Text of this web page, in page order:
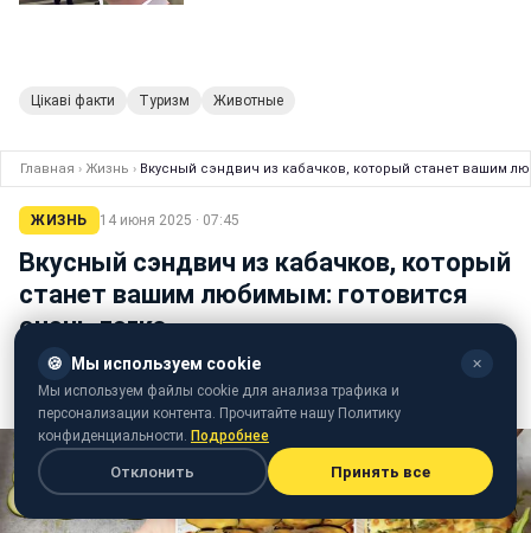
Цікаві факти Туризм Животные
Главная › Жизнь › Вкусный сэндвич из кабачков, который станет вашим
ЖИЗНЬ 14 июня 2025 · 07:45
Вкусный сэндвич из кабачков, который
станет вашим любимым: готовится
очень легко
Татьяна Самарук
редактор ленты новостей
🍪 Мы используем cookie ✕
Мы используем файлы cookie для анализа трафика и
персонализации контента. Прочитайте нашу Политику
конфиденциальности. Подробнее
Отклонить Принять все